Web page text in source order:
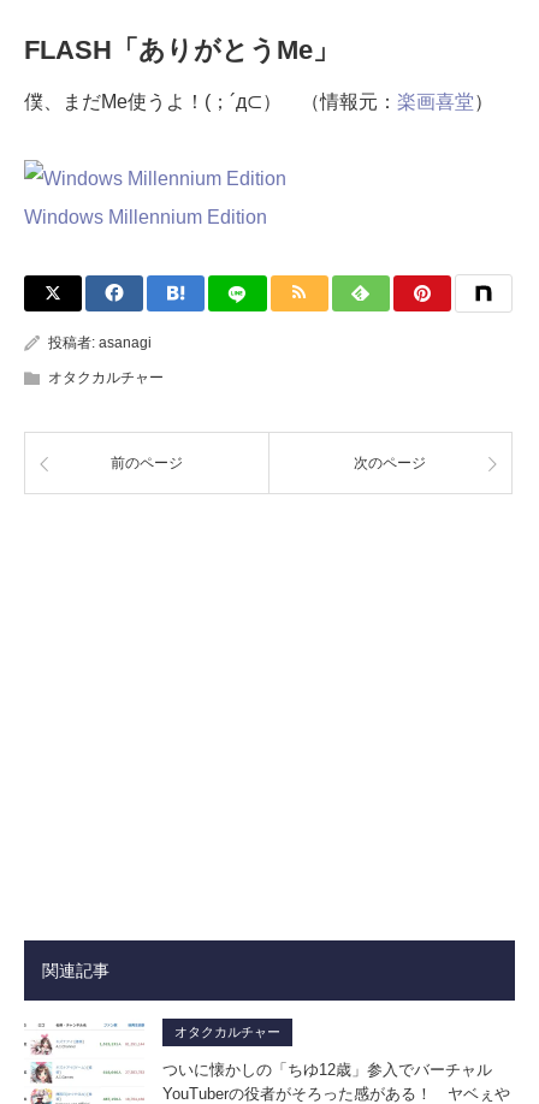
FLASH「ありがとうMe」
僕、まだMe使うよ！(；´д⊂） （情報元： 楽画喜堂）
Windows Millennium Edition
投稿者: asanagi
オタクカルチャー
前のページ 次のページ
関連記事
オタクカルチャー
ついに懐かしの「ちゆ12歳」参入でバーチャル
YouTuberの役者がそろった感がある！ ヤベぇや